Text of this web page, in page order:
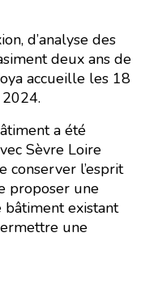
d’analyse des
deux ans de
accueille les 18
a été
Sèvre Loire
conserver l’esprit
proposer une
bâtiment existant
une